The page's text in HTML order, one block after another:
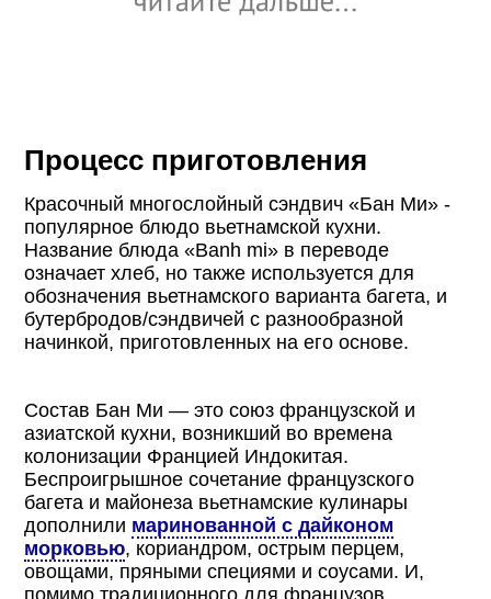
Процесс приготовления
Красочный многослойный cэндвич «Бан Ми» -
популярное блюдо вьетнамской кухни.
Название блюда «Banh mi» в переводе
означает хлеб, но также используется для
обозначения вьетнамского варианта багета, и
бутербродов/сэндвичей с разнообразной
начинкой, приготовленных на его основе.
Состав Бан Ми — это союз французской и
азиатской кухни, возникший во времена
колонизации Францией Индокитая.
Беспроигрышное сочетание французского
багета и майонеза вьетнамские кулинары
дополнили маринованной с дайконом
морковью, кориандром, острым перцем,
овощами, пряными специями и соусами. И,